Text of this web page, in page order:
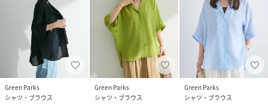
Green Parks
シャツ・ブラウス
Green Parks
シャツ・ブラウス
Green Parks
シャツ・ブラウス